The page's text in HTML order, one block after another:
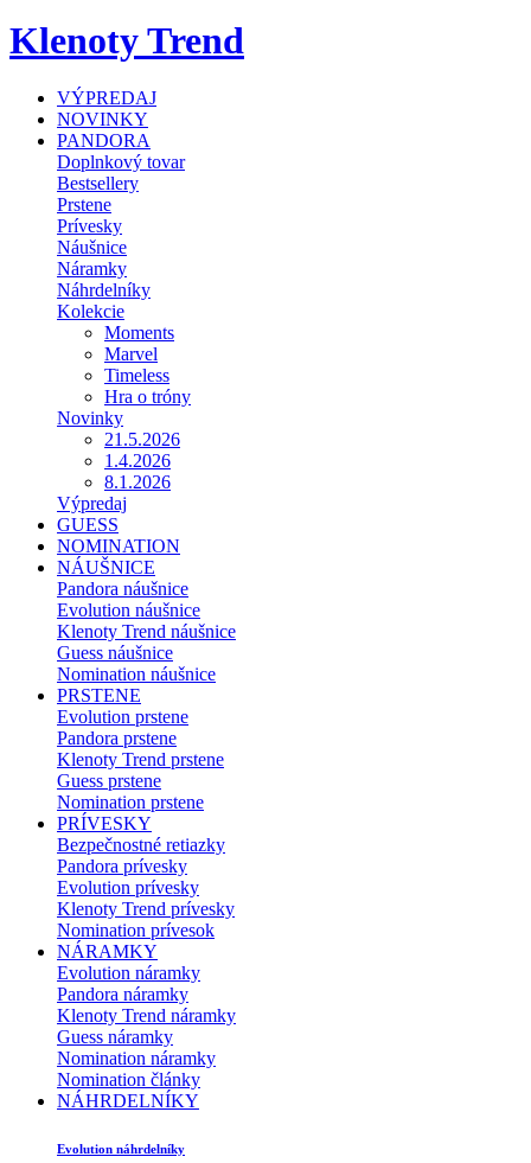
Klenoty Trend
VÝPREDAJ
NOVINKY
PANDORA
Doplnkový tovar
Bestsellery
Prstene
Prívesky
Náušnice
Náramky
Náhrdelníky
Kolekcie
Moments
Marvel
Timeless
Hra o tróny
Novinky
21.5.2026
1.4.2026
8.1.2026
Výpredaj
GUESS
NOMINATION
NÁUŠNICE
Pandora náušnice
Evolution náušnice
Klenoty Trend náušnice
Guess náušnice
Nomination náušnice
PRSTENE
Evolution prstene
Pandora prstene
Klenoty Trend prstene
Guess prstene
Nomination prstene
PRÍVESKY
Bezpečnostné retiazky
Pandora prívesky
Evolution prívesky
Klenoty Trend prívesky
Nomination prívesok
NÁRAMKY
Evolution náramky
Pandora náramky
Klenoty Trend náramky
Guess náramky
Nomination náramky
Nomination články
NÁHRDELNÍKY
Evolution náhrdelníky